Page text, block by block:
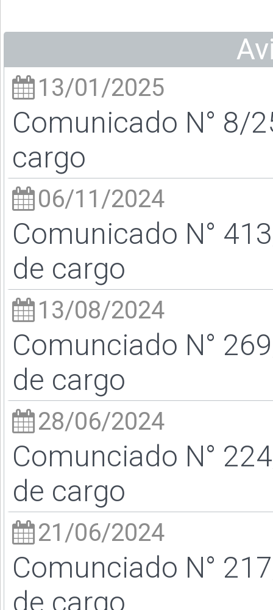
13/01/2025
Comunicado N° 8/
cargo
06/11/2024
Comunicado N°
de cargo
13/08/2024
Comunciado N°
de cargo
28/06/2024
Comunciado N°
de cargo
21/06/2024
Comunciado N°
de cargo